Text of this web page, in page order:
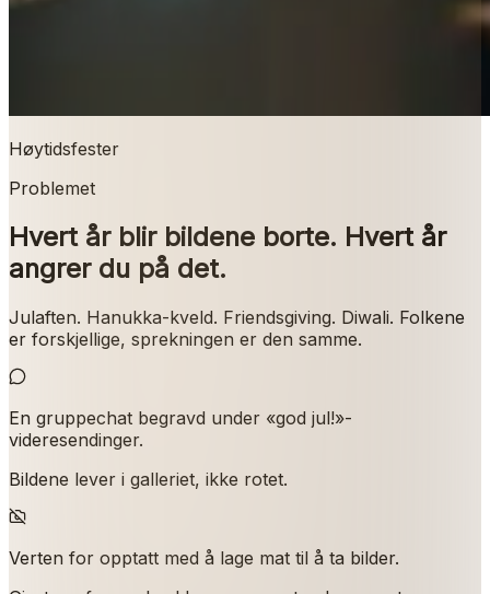
Høytidsfester
Problemet
Hvert år blir bildene borte. Hvert år
angrer du på det.
Julaften. Hanukka-kveld. Friendsgiving. Diwali. Folkene
er forskjellige, sprekningen er den samme.
En gruppechat begravd under «god jul!»-
videresendinger.
Bildene lever i galleriet, ikke rotet.
Verten for opptatt med å lage mat til å ta bilder.